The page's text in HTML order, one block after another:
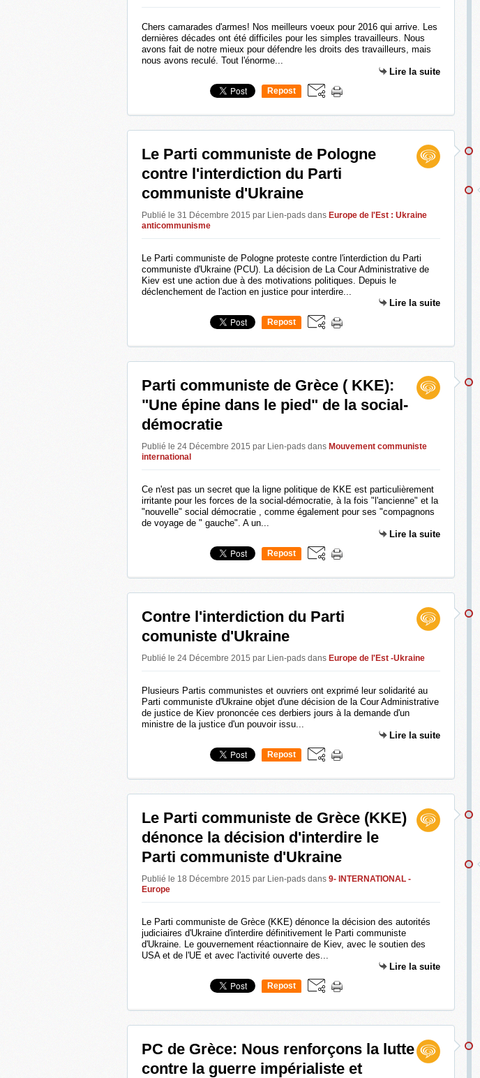
Chers camarades d'armes! Nos meilleurs voeux pour 2016 qui arrive. Les
dernières décades ont été difficiles pour les simples travailleurs. Nous
avons fait de notre mieux pour défendre les droits des travailleurs, mais
nous avons reculé. Tout l'énorme...
Lire la suite
Repost
Le Parti communiste de Pologne
contre l'interdiction du Parti
communiste d'Ukraine
Publié le 31 Décembre 2015 par Lien-pads dans Europe de l'Est : Ukraine
anticommunisme
Le Parti communiste de Pologne proteste contre l'interdiction du Parti
communiste d'Ukraine (PCU). La décision de La Cour Administrative de
Kiev est une action due à des motivations politiques. Depuis le
déclenchement de l'action en justice pour interdire...
Lire la suite
Repost
Parti communiste de Grèce ( KKE):
"Une épine dans le pied" de la social-
démocratie
Publié le 24 Décembre 2015 par Lien-pads dans Mouvement communiste
international
Ce n'est pas un secret que la ligne politique de KKE est particulièrement
irritante pour les forces de la social-démocratie, à la fois "l'ancienne" et la
"nouvelle" social démocratie , comme également pour ses "compagnons
de voyage de " gauche". A un...
Lire la suite
Repost
Contre l'interdiction du Parti
comuniste d'Ukraine
Publié le 24 Décembre 2015 par Lien-pads dans Europe de l'Est -Ukraine
Plusieurs Partis communistes et ouvriers ont exprimé leur solidarité au
Parti communiste d'Ukraine objet d'une décision de la Cour Administrative
de justice de Kiev prononcée ces derbiers jours à la demande d'un
ministre de la justice d'un pouvoir issu...
Lire la suite
Repost
Le Parti communiste de Grèce (KKE)
dénonce la décision d'interdire le
Parti communiste d'Ukraine
Publié le 18 Décembre 2015 par Lien-pads dans 9- INTERNATIONAL -
Europe
Le Parti communiste de Grèce (KKE) dénonce la décision des autorités
judiciaires d'Ukraine d'interdire définitivement le Parti communiste
d'Ukraine. Le gouvernement réactionnaire de Kiev, avec le soutien des
USA et de l'UE et avec l'activité ouverte des...
Lire la suite
Repost
PC de Grèce: Nous renforçons la lutte
contre la guerre impérialiste et